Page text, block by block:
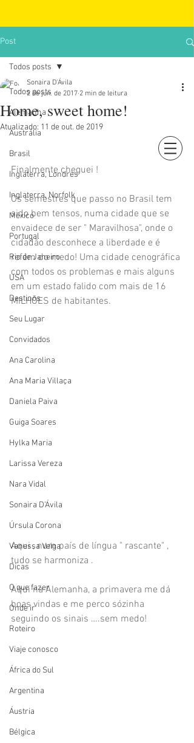
Post
Todos posts
Alemanha
Austrália
Brasil
Inglaterra, Londres
Inglaterra, Norfolk
México
Portugal
Rio de Janeiro
USA
Destinos
Seu Lugar
Convidados
Ana Carolina
Ana Maria Villaça
Daniela Paiva
Guiga Soares
Hylka Maria
Larissa Vereza
Nara Vidal
Sonaira D'Ávila
Úrsula Corona
Vanessa Veiga
Dicas
O que fazer
Onde ir
Roteiro
Viaje conosco
África do Sul
Argentina
Áustria
Bélgica
Todos posts
Home, sweet home!
Sonaira D'Ávila
2 de jun. de 2017 2 min de leitura
Atualizado: 11 de out. de 2019
Finalmente cheguei !
Os semestres que passo no Brasil tem
sido bem tensos, numa cidade que se
envaidece de ser " Maravilhosa", onde o
cidadão desconhece a liberdade e é
refém do medo! Uma cidade cenográfica
com todos os problemas e mais alguns
em um estado falido com mais de 16
MILHÕES de habitantes.
Aqui , num país de língua " rascante" ,
tudo se harmoniza .
Aqui na Alemanha, a primavera me dá
boas vindas e me perco sózinha
seguindo os sinais ….sem medo!